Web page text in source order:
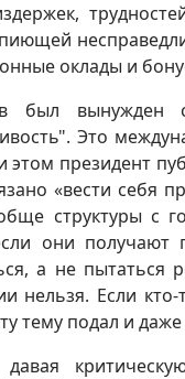
оклады и
был вынужден
Это
этом президент
«вести себя
структуры с
они получают
а не пытаться
нельзя. Если
тему подал и
давая